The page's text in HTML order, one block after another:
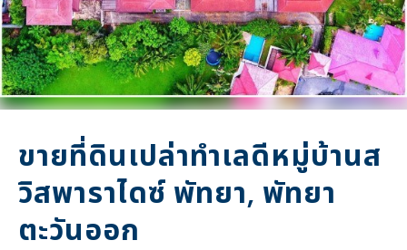
ขายที่ดินเปล่าทำเลดีหมู่บ้านส
วิสพาราไดซ์ พัทยา, พัทยา
ตะวันออก